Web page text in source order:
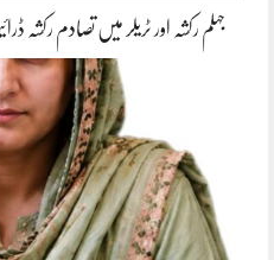
جہلم رکشہ اور ٹریلر میں تصادم رکشہ